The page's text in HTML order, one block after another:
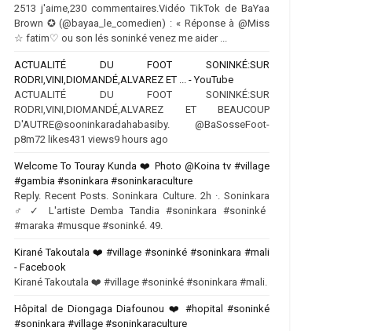
2513 j'aime,230 commentaires.Vidéo TikTok de BaYaa
Brown ✪ (@bayaa_le_comedien) : « Réponse à @Miss
☆ fatim♡ ou son lés soninké venez me aider ...
ACTUALITÉ DU FOOT SONINKÉ:SUR
RODRI,VINI,DIOMANDÉ,ALVAREZ ET ... - YouTube
ACTUALITÉ DU FOOT SONINKÉ:SUR
RODRI,VINI,DIOMANDÉ,ALVAREZ ET BEAUCOUP
D'AUTRE‪@sooninkaradahabasiby‬. @BaSosseFoot-
p8m72 likes431 views9 hours ago
Welcome To Touray Kunda ❤️ Photo @Koina tv #village
#gambia #soninkara #soninkaraculture
Reply. Recent Posts. Soninkara Culture. 2h ·. Soninkara
‍♂️✓ L'artiste Demba Tandia #soninkara #soninké
#maraka #musque #soninké. 49.
Kirané Takoutala ❤️‍ #village #soninké #soninkara #mali
- Facebook
Kirané Takoutala ❤️‍ #village #soninké #soninkara #mali.
Hôpital de Diongaga Diafounou ❤️‍ #hopital #soninké
#soninkara #village #soninkaraculture